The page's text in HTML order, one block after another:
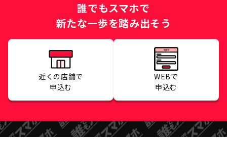
誰でもスマホで
新たな一歩を踏み出そう
近くの店舗で
申込む
WEBで
申込む